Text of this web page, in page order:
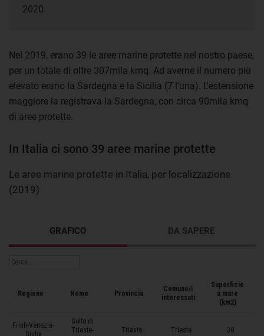
2020.
Nel 2019, erano 39 le aree marine protette nel nostro paese,
per un totale di oltre 307mila kmq. Ad averne il numero più
elevato erano la Sardegna e la Sicilia (7 l'una). L'estensione
maggiore la registrava la Sardegna, con circa 90mila kmq
di aree protette.
In Italia ci sono 39 aree marine protette
Le aree marine protette in Italia, per localizzazione
(2019)
GRAFICO DA SAPERE